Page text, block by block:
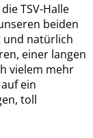
TSV-Halle
beiden
und natürlich
einer langen
vielem mehr
ein
toll